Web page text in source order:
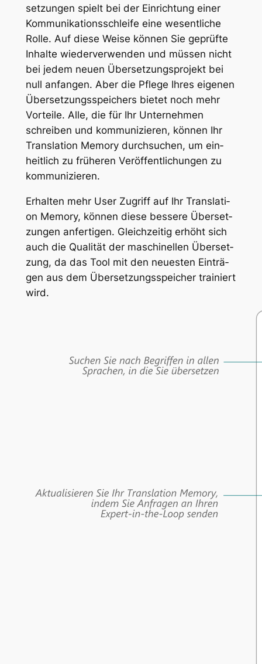
set­zun­gen spielt bei der Ein­rich­tung ei­ner
Kom­mu­ni­ka­ti­ons­schlei­fe ei­ne we­sent­li­che
Rol­le. Auf die­se Wei­se kön­nen Sie ge­prüf­te
In­hal­te wie­der­ver­wen­den und müs­sen nicht
bei je­dem neu­en Über­set­zungs­pro­jekt bei
null an­fan­gen. Aber die Pfle­ge Ih­res ei­ge­nen
Über­set­zungs­spei­chers bie­tet noch mehr
Vor­tei­le. Al­le, die für Ihr Un­ter­neh­men
schrei­ben und kom­mu­ni­zie­ren, kön­nen Ihr
Trans­la­ti­on Me­mo­ry durch­su­chen, um ein­
heit­lich zu frü­he­ren Ver­öf­fent­li­chun­gen zu
kom­mu­ni­zie­ren.
Er­hal­ten mehr User Zu­griff auf Ihr Trans­la­ti­
on Me­mo­ry, kön­nen die­se bes­se­re Über­set­
zun­gen an­fer­ti­gen. Gleich­zei­tig er­höht sich
auch die Qua­li­tät der ma­schi­nel­len Über­set­
zung, da das Tool mit den neu­es­ten Ein­trä­
gen aus dem Über­set­zungs­spei­cher trai­niert
wird.